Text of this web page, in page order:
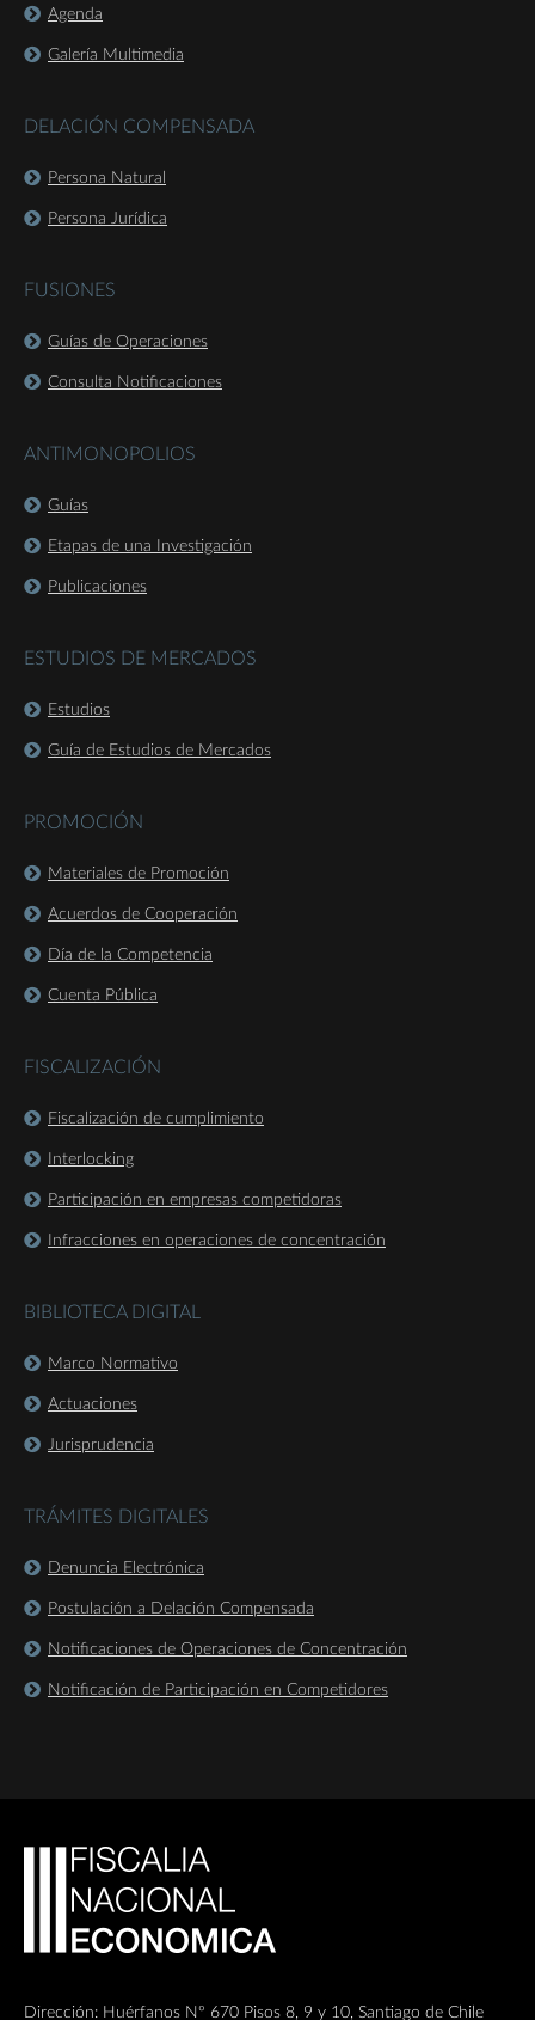
Agenda
Galería Multimedia
DELACIÓN COMPENSADA
Persona Natural
Persona Jurídica
FUSIONES
Guías de Operaciones
Consulta Notificaciones
ANTIMONOPOLIOS
Guías
Etapas de una Investigación
Publicaciones
ESTUDIOS DE MERCADOS
Estudios
Guía de Estudios de Mercados
PROMOCIÓN
Materiales de Promoción
Acuerdos de Cooperación
Día de la Competencia
Cuenta Pública
FISCALIZACIÓN
Fiscalización de cumplimiento
Interlocking
Participación en empresas competidoras
Infracciones en operaciones de concentración
BIBLIOTECA DIGITAL
Marco Normativo
Actuaciones
Jurisprudencia
TRÁMITES DIGITALES
Denuncia Electrónica
Postulación a Delación Compensada
Notificaciones de Operaciones de Concentración
Notificación de Participación en Competidores
Dirección: Huérfanos Nº 670 Pisos 8, 9 y 10, Santiago de Chile